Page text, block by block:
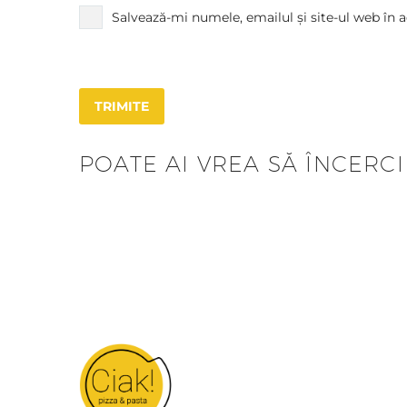
Salvează-mi numele, emailul și site-ul web în
TRIMITE
POATE AI VREA SĂ ÎNCERCI